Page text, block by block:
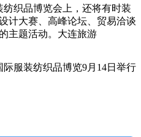
织品博览会上，还将有时装
计大赛、高峰论坛、贸易洽谈
主题活动。大连旅游
服装纺织品博览9月14日举行